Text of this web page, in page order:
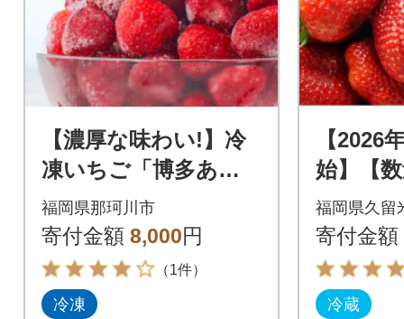
【濃厚な味わい!】冷
凍いちご「博多あま
おう」1kg<やまや>
(那珂川市)
福岡県那珂川市
寄付金額 8,000円
（1件）
冷凍
【2026
始】【
県産特
4パック
福岡県久留
寄付金額
冷蔵